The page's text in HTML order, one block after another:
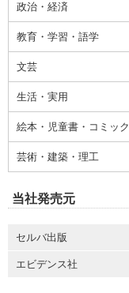
政治・経済
教育・学習・語学
文芸
生活・実用
絵本・児童書・コミック
芸術・建築・理工
当社発売元
セルバ出版
エビデンス社